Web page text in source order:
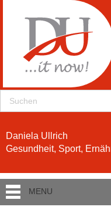
Daniela Ullrich
Gesundheit, Sport,
MENU